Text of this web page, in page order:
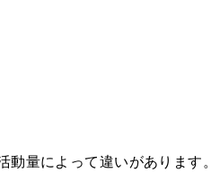
量によって違いがあります。